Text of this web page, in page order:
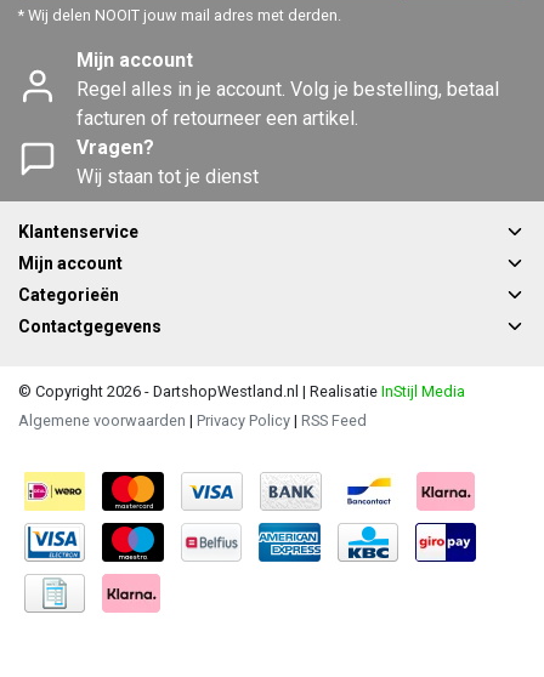
* Wij delen NOOIT jouw mail adres met derden.
Mijn account
Regel alles in je account. Volg je bestelling, betaal
facturen of retourneer een artikel.
Vragen?
Wij staan tot je dienst
Klantenservice
Mijn account
Categorieën
Contactgegevens
© Copyright 2026 - DartshopWestland.nl | Realisatie InStijl Media
Algemene voorwaarden | Privacy Policy | RSS Feed